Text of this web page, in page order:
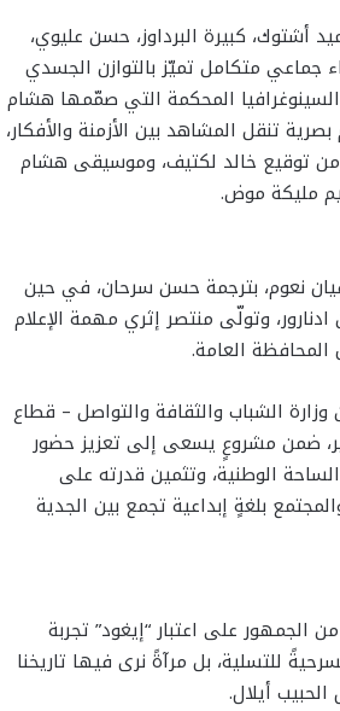
أشتوك، كبيرة البرداوز، حسن عليوي،
جماعي متكامل تميّز بالتوازن الجسدي
المحكمة التي صمّمها هشام
تنقل المشاهد بين الأزمنة والأفكار،
توقيع خالد لكتيف، وموسيقى هشام
مليكة موض.
نعوم، بترجمة حسن سرحان، في حين
وتولّى منتصر إثري مهمة الإعلام
العامة.
الشباب والثقافة والتواصل – قطاع
ضمن مشروعٍ يسعى إلى تعزيز حضور
الوطنية، وتثمين قدرته على
بلغةٍ إبداعية تجمع بين الجدية
الجمهور على اعتبار “إيغود” تجربة
للتسلية، بل مرآةً نرى فيها تاريخنا
الحبيب أيلال.